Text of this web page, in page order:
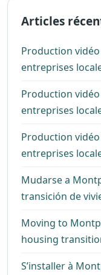
Articles
Production
entreprises
Production
entreprises
Production
entreprises
Mudarse a
transición de
Moving to
housing
S’installer à